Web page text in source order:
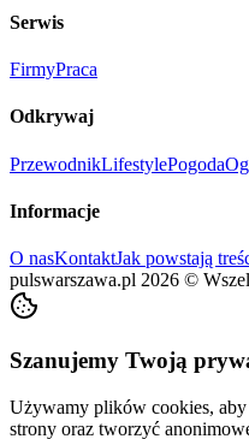
Serwis
FirmyPraca
Odkrywaj
PrzewodnikLifestylePogoda
Informacje
O nasKontaktJak powstają
pulswarszawa.pl 2026 ©
Szanujemy Twoją
Używamy plików cookies, aby
strony oraz tworzyć